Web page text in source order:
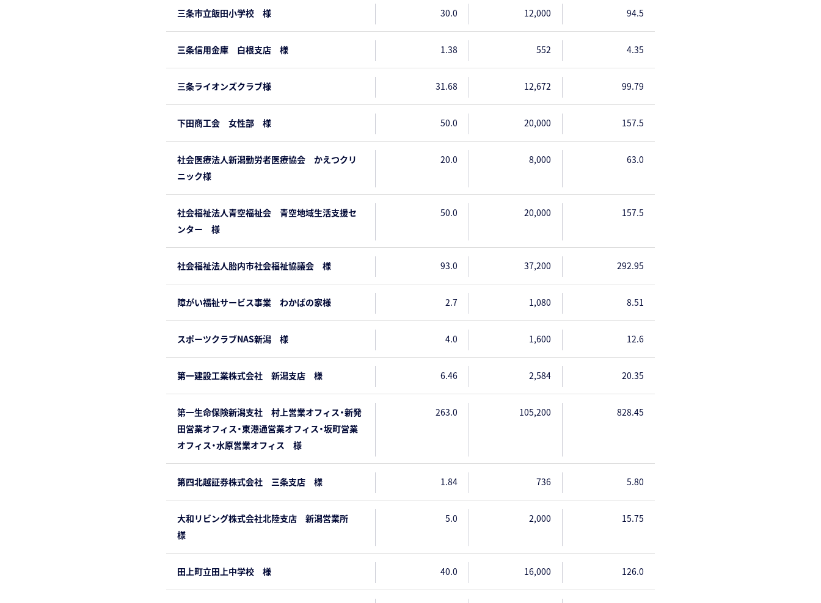
三条市立飯田小学校 様 30.0 12,000 94.5
三条信用金庫 白根支店 様 1.38 552 4.35
三条ライオンズクラブ様 31.68 12,672 99.79
下田商工会 女性部 様 50.0 20,000 157.5
社会医療法人新潟勤労者医療協会 かえつクリ
ニック様
20.0 8,000 63.0
社会福祉法人青空福祉会 青空地域生活支援セ
ンター 様
50.0 20,000 157.5
社会福祉法人胎内市社会福祉協議会 様 93.0 37,200 292.95
障がい福祉サービス事業 わかばの家様 2.7 1,080 8.51
スポーツクラブNAS新潟 様 4.0 1,600 12.6
第一建設工業株式会社 新潟支店 様 6.46 2,584 20.35
第一生命保険新潟支社 村上営業オフィス・新発
田営業オフィス・東港通営業オフィス・坂町営業
オフィス・水原営業オフィス 様
263.0 105,200 828.45
第四北越証券株式会社 三条支店 様 1.84 736 5.80
大和リビング株式会社北陸支店 新潟営業所
様
5.0 2,000 15.75
田上町立田上中学校 様 40.0 16,000 126.0